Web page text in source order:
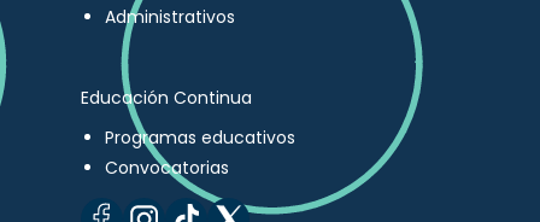
Administrativos
Educación Continua
Programas educativos
Convocatorias